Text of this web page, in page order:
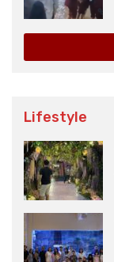
Lifestyle